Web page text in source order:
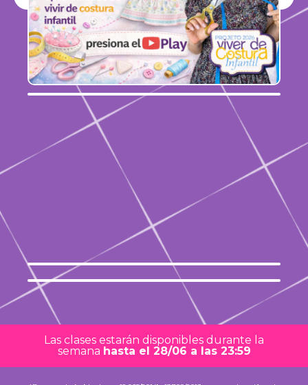
Las clases estarán disponibles durante la
semana hasta el 28/06 a las 23:59